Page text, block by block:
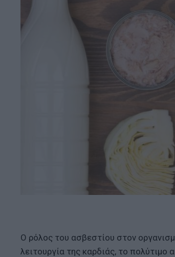
Ο ρόλος του ασβεστίου στον
λειτουργία της καρδιάς, το πολύτιμο